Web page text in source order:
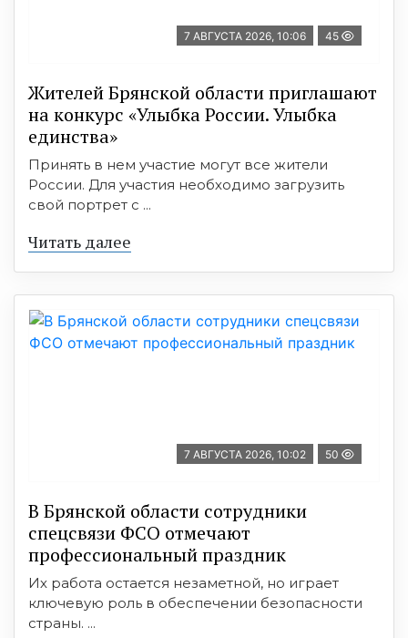
7 АВГУСТА 2026, 10:06 45
Жителей Брянской области приглашают
на конкурс «Улыбка России. Улыбка
единства»
Принять в нем участие могут все жители
России. Для участия необходимо загрузить
свой портрет с ...
Читать далее
7 АВГУСТА 2026, 10:02 50
В Брянской области сотрудники
спецсвязи ФСО отмечают
профессиональный праздник
Их работа остается незаметной, но играет
ключевую роль в обеспечении безопасности
страны. ...